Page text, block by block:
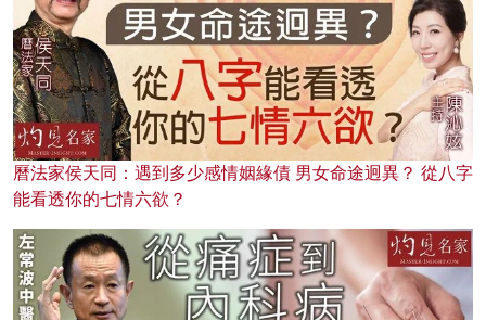
曆法家侯天同：遇到多少感情姻緣債 男女命途迥異？ 從八字
能看透你的七情六欲？